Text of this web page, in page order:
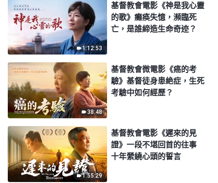
1:12:53
基督教會電影《神是我心靈
的歌》癱痪失憶，瀕臨死
亡，是誰締造生命奇迹？
38:48
基督教會微電影《癌的考
驗》基督徒身患絶症，生死
考驗中如何經歷？
1:55:29
基督教會電影《遲來的見
證》一段不堪回首的往事
十年縈繞心頭的誓言